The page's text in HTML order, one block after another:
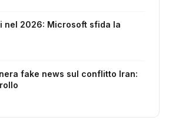
nel 2026: Microsoft sfida la
fake news sul conflitto Iran: